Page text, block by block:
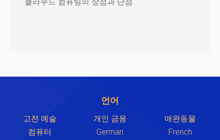
언어
고전 예술 개인 금융
애완동물
컴퓨터
German
French